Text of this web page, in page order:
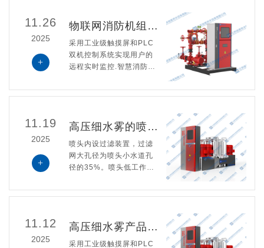
11.26
2025
+
物联网消防机组产品介绍
采用工业级触摸屏和PLC
双机控制系统实现用户的
远程实时监控.智慧消防设
显示器、监视器，保障火
组进行评估，向用户提供
见。
11.19
2025
+
高压细水雾的喷头特点
喷头内设过滤装置，过滤
网大孔径为喷头小水道孔
径的35%。喷头低工作压
0.99≤100μm,DV0.5≤65μ
11.12
2025
高压细水雾产品介绍
采用工业级触摸屏和PLC